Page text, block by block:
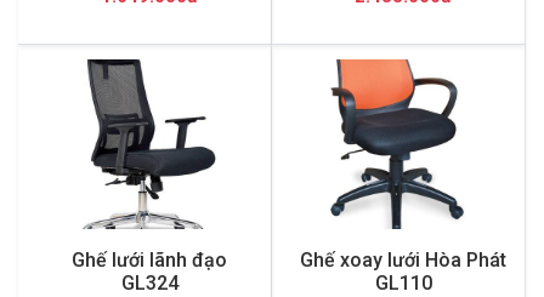
Ghế lưới lãnh đạo
GL324
Ghế xoay lưới Hòa Phát
GL110